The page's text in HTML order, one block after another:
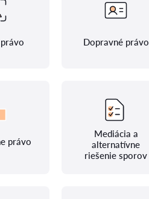
Dopravné právo
právo
Mediácia a
alternatívne
riešenie sporov